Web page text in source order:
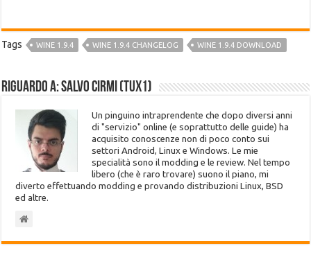
Tags WINE 1.9.4 WINE 1.9.4 CHANGELOG WINE 1.9.4 DOWNLOAD
Riguardo a: Salvo Cirmi (Tux1)
Un pinguino intraprendente che dopo diversi anni
di "servizio" online (e soprattutto delle guide) ha
acquisito conoscenze non di poco conto sui
settori Android, Linux e Windows. Le mie
specialità sono il modding e le review. Nel tempo
libero (che è raro trovare) suono il piano, mi
diverto effettuando modding e provando distribuzioni Linux, BSD
ed altre.